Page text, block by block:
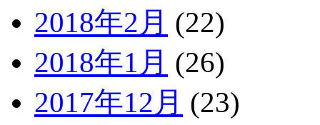
2018年2月 (22)
2018年1月 (26)
2017年12月 (23)